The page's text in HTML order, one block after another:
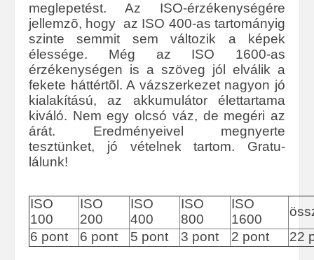
meglepetést. Az ISO-érzékenységére
jellemzõ, hogy az ISO 400-as tartományig
szinte semmit sem változik a képek
élessége. Még az ISO 1600-as
érzékenységen is a szöveg jól elválik a
fekete háttértõl. A vázszerkezet nagyon jó
kialakítású, az akkumulátor élettartama
kiváló. Nem egy olcsó váz, de megéri az
árát. Eredményeivel megnyerte
tesztünket, jó vételnek tartom. Gratu-
lálunk!
ISO
100
ISO
200
ISO
400
ISO
800
ISO
1600
6 pont
6 pont 5 pont 3 pont 2 pont 22